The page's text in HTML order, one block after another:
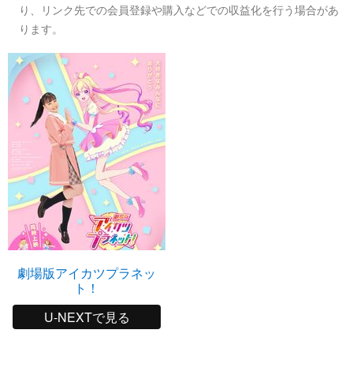
り、リンク先での会員登録や購入などでの収益化を行う場合があ
ります。
劇場版アイカツプラネッ
ト！
U-NEXTで見る